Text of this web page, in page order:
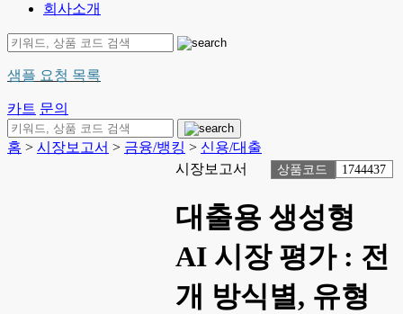
회사소개
샘플 요청 목록
카트 문의
홈 > 시장보고서 > 금융/뱅킹 > 신용/대출
시장보고서
상품코드 1744437
대출용 생성형
AI 시장 평가 : 전
개 방식별, 유형